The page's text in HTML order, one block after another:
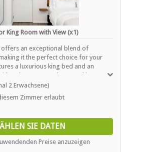
King Room with View (x1)
an exceptional blend of
it the perfect choice for your
a luxurious king bed and an
a shower, complemented by
essentials. Marvel at breathtaking
from the comfort of your space,
your favorite shows on the Smart TV
or simply relax with the added
fan and an additional portable fan.
to a communal kitchen for added
smoking room includes a hairdryer,
2 Erwachsene)
Zimmer erlaubt
SIE DATEN
Preise anzuzeigen